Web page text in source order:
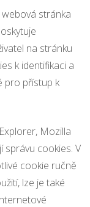
stránka
na stránku
k identifikaci a
pro přístup k
Mozilla
správu cookies. V
cookie ručně
lze je také